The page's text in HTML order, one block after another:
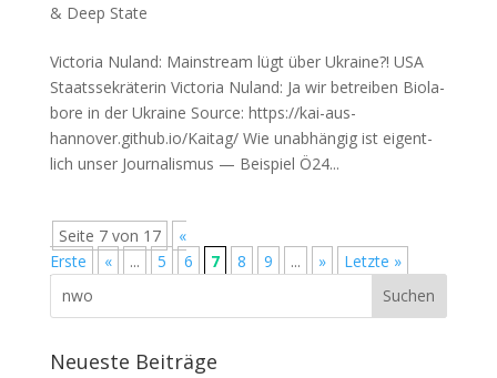
& Deep State
Victoria Nuland: Mainstream lügt über Ukraine?! USA
Staats­se­krä­te­rin Vic­to­ria Nuland: Ja wir betrei­ben Bio­la­
bo­re in der Ukraine Source: https://kai-aus-
hannover.github.io/Kaitag/ Wie unab­hän­gig ist eigent­
lich unser Jour­na­lis­mus — Bei­spiel Ö24...
Seite 7 von 17
«
Erste
« ... 5 6 7 8 9 ... » Letzte »
Neueste Beiträge